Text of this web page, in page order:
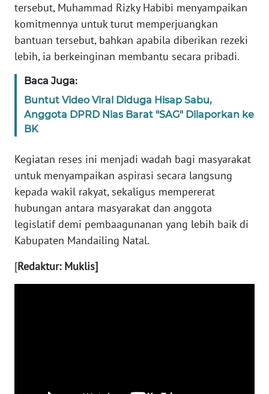
tersebut, Muhammad Rizky Habibi menyampaikan
komitmennya untuk turut memperjuangkan
bantuan tersebut, bahkan apabila diberikan rezeki
lebih, ia berkeinginan membantu secara pribadi.
Baca Juga:
Buntut Video Viral Diduga Hisap Sabu,
Anggota DPRD Nias Barat "SAG" Dilaporkan ke
BK
Kegiatan reses ini menjadi wadah bagi masyarakat
untuk menyampaikan aspirasi secara langsung
kepada wakil rakyat, sekaligus mempererat
hubungan antara masyarakat dan anggota
legislatif demi pembaagunanan yang lebih baik di
Kabupaten Mandailing Natal.
[Redaktur: Muklis]
WN
LAMPUNG
WN
JATENG
WN
NUSANTARA
WN
JOGJA
WN
KALTENG